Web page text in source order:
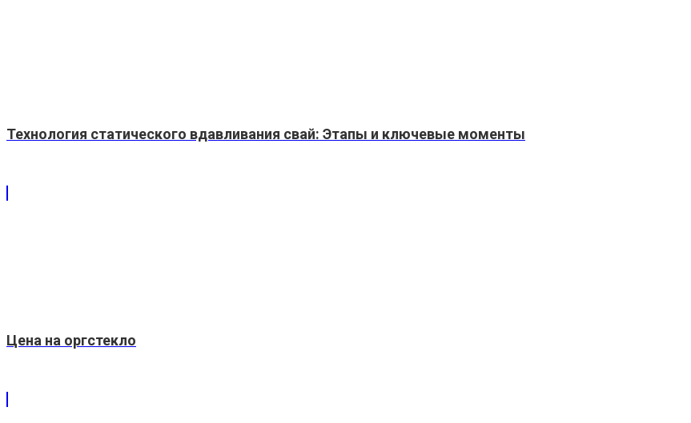
Технология статического вдавливания свай: Этапы и ключевые моменты
Цена на оргстекло